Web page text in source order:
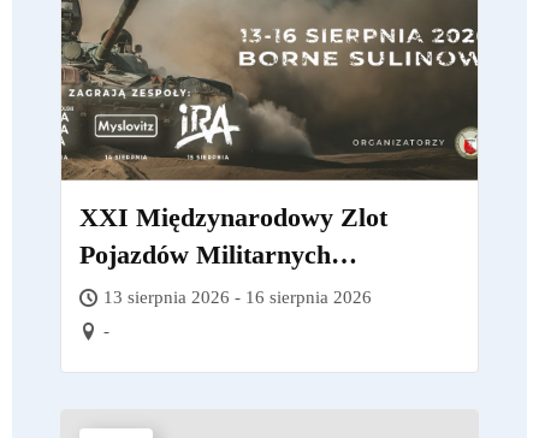
XXI Międzynarodowy Zlot
Pojazdów Militarnych
„Gąsienice i Podkowy”
13 sierpnia 2026 - 16 sierpnia 2026
-